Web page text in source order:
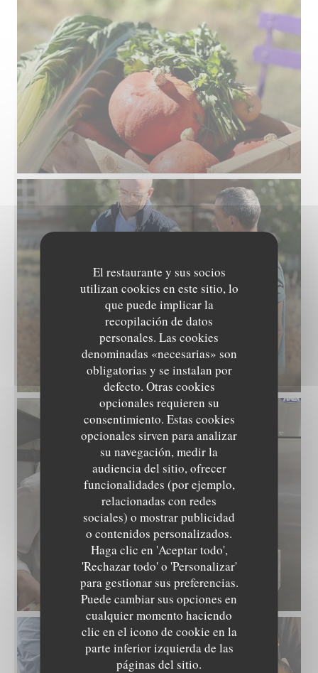
El restaurante y sus socios
utilizan cookies en este sitio, lo
que puede implicar la
recopilación de datos
personales. Las cookies
denominadas «necesarias» son
obligatorias y se instalan por
defecto. Otras cookies
opcionales requieren su
consentimiento. Estas cookies
opcionales sirven para analizar
su navegación, medir la
audiencia del sitio, ofrecer
funcionalidades (por ejemplo,
relacionadas con redes
sociales) o mostrar publicidad
o contenidos personalizados.
Haga clic en 'Aceptar todo',
'Rechazar todo' o 'Personalizar'
para gestionar sus preferencias.
Puede cambiar sus opciones en
cualquier momento haciendo
clic en el icono de cookie en la
parte inferior izquierda de las
páginas del sitio.
20250531_081149.jpg
LE NID - TABLE INTIMISTE